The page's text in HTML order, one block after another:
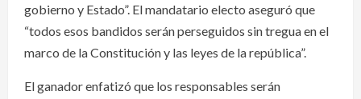
gobierno y Estado”. El mandatario electo aseguró que
“todos esos bandidos serán perseguidos sin tregua en el
marco de la Constitución y las leyes de la república”.
El ganador enfatizó que los responsables serán